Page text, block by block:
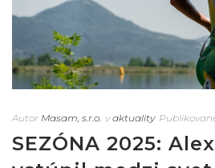
Autor Masam, s.r.o. v aktuality
SEZÓNA 2025: